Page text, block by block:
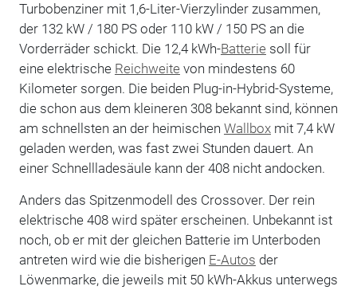
Turbobenziner mit 1,6-Liter-Vierzylinder zusammen,
der 132 kW / 180 PS oder 110 kW / 150 PS an die
Vorderräder schickt. Die 12,4 kWh-Batterie soll für
eine elektrische Reichweite von mindestens 60
Kilometer sorgen. Die beiden Plug-in-Hybrid-Systeme,
die schon aus dem kleineren 308 bekannt sind, können
am schnellsten an der heimischen Wallboxmit 7,4 kW
geladen werden, was fast zwei Stunden dauert. An
einer Schnellladesäule kann der 408 nicht andocken.
Anders das Spitzenmodell des Crossover. Der rein
elektrische 408 wird später erscheinen. Unbekannt ist
noch, ob er mit der gleichen Batterie im Unterboden
antreten wird wie die bisherigen E-Autos der
Löwenmarke, die jeweils mit 50 kWh-Akkus unterwegs